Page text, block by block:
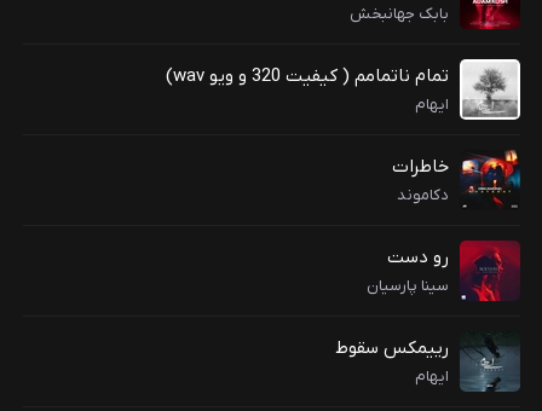
بابک جهانبخش
تمام ناتمامم ( کیفیت 320 و ویو wav)
ایهام
خاطرات
دکاموند
رو دست
سینا پارسیان
رییمکس سقوط
ایهام